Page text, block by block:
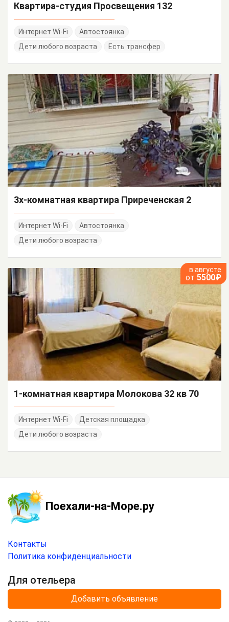
Квартира-студия Просвещения 132
Интернет Wi-Fi
Автостоянка
Дети любого возраста
Есть трансфер
3х-комнатная квартира Приреченская 2
Интернет Wi-Fi
Автостоянка
Дети любого возраста
в августе
от 5500₽
1-комнатная квартира Молокова 32 кв 70
Интернет Wi-Fi
Детская площадка
Дети любого возраста
Поехали-на-Море.ру
Контакты
Политика конфиденциальности
Для отельера
Добавить объявление